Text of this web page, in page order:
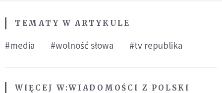
TEMATY W ARTYKULE
#media #wolność słowa #tv republika
WIĘCEJ W:WIADOMOŚCI Z POLSKI